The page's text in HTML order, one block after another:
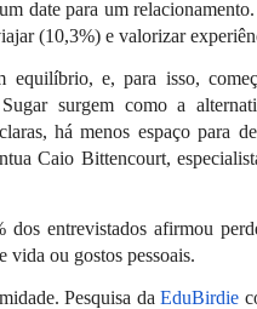
date para um
(10,3%) e valorizar
e, para isso,
surgem como a
há menos espaço para
Caio Bittencourt,
dos entrevistados afirmou
vida ou gostos pessoais.
Pesquisa daEduBirdie